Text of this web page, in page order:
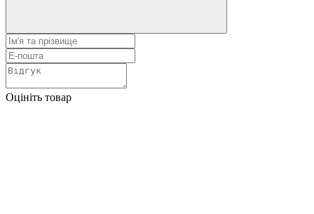
Оцініть товар